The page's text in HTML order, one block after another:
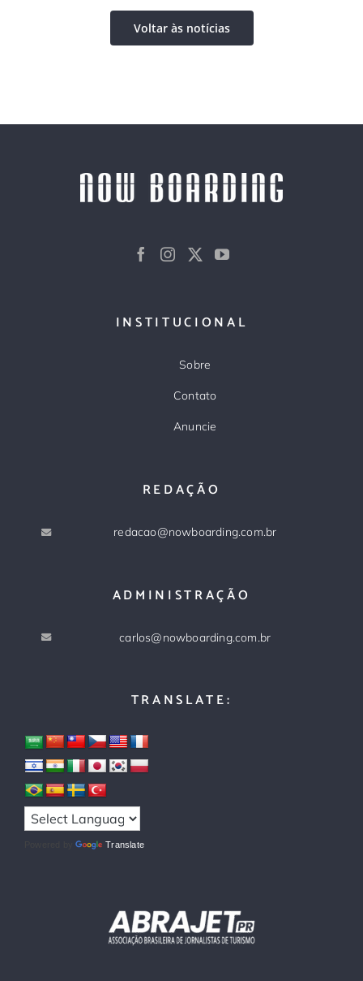
Voltar às notícias
INSTITUCIONAL
Sobre
Contato
Anuncie
REDAÇÃO
redacao@nowboarding.com.br
ADMINISTRAÇÃO
carlos@nowboarding.com.br
TRANSLATE:
Powered by Translate